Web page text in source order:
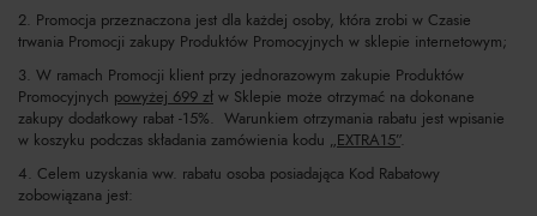
2. Promocja przeznaczona jest dla każdej osoby, która zrobi w Czasie
trwania Promocji zakupy Produktów Promocyjnych w sklepie internetowym;
3. W ramach Promocji klient przy jednorazowym zakupie Produktów
Promocyjnych powyżej 699 zł w Sklepie może otrzymać na dokonane
zakupy dodatkowy rabat -15%. Warunkiem otrzymania rabatu jest wpisanie
w koszyku podczas składania zamówienia kodu „EXTRA15”.
4. Celem uzyskania ww. rabatu osoba posiadająca Kod Rabatowy
zobowiązana jest: